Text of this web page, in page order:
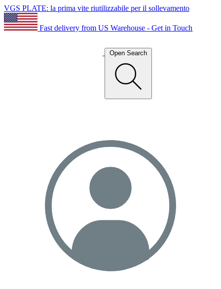
VGS PLATE: la prima vite riutilizzabile per il sollevamento
Fast delivery from US Warehouse - Get in Touch
Open Search